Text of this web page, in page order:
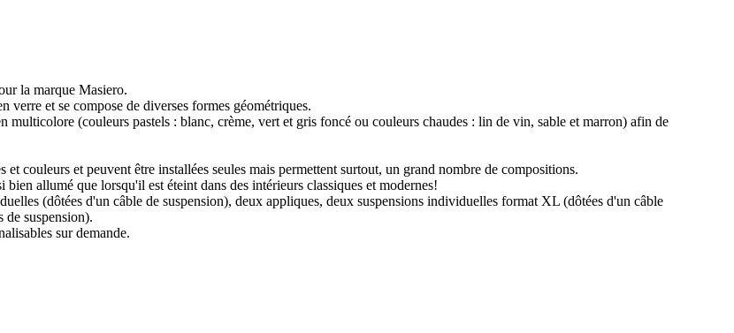
la marque Masiero.
verre et se compose de diverses formes géométriques.
multicolore (couleurs pastels : blanc, crème, vert et gris foncé ou couleurs chaudes : lin de vin, sable et marron) afin de
et couleurs et peuvent être installées seules mais permettent surtout, un grand nombre de compositions.
allumé que lorsqu'il est éteint dans des intérieurs classiques et modernes!
(dôtées d'un câble de suspension), deux appliques, deux suspensions individuelles format XL (dôtées d'un câble
de suspension).
sur demande.